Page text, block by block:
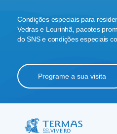
Condições especiais para
Vedras e Lourinhã, pacotes
do SNS e condições especiais
Programe a sua visita